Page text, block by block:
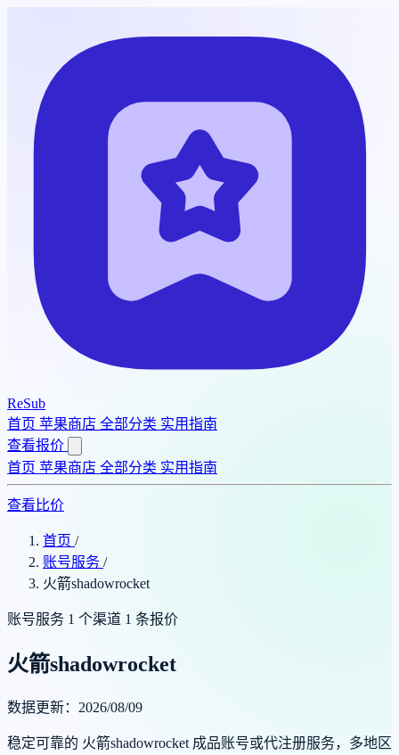
ReSub
首页 苹果商店 全部分类 实用指南
查看报价
首页 苹果商店 全部分类 实用指南
查看比价
首页 /
账号服务 /
火箭shadowrocket
账号服务 1 个渠道 1 条报价
火箭shadowrocket
数据更新：2026/08/09
稳定可靠的 火箭shadowrocket 成品账号或代注册服务，多地区